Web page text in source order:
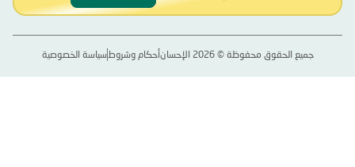
جميع الحقوق محفوظة ©2026 الإحسانأحكام وشروطسياسة الخصوصية